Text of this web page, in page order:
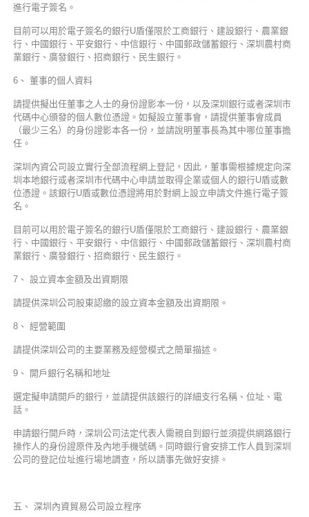
進行電子簽名。
目前可以用於電子簽名的銀行U盾僅限於工商銀行、建設銀行、農業銀
行、中國銀行、平安銀行、中信銀行、中國郵政儲蓄銀行、深圳農村商
業銀行、廣發銀行、招商銀行、民生銀行。
6、 董事的個人資料
請提供擬出任董事之人士的身份證影本一份，以及深圳銀行或者深圳市
代碼中心頒發的個人數位憑證。如擬設立董事會，請提供董事會成員
（最少三名）的身份證影本各一份，並請說明董事長為其中哪位董事擔
任。
深圳內資公司設立實行全部流程網上登記，因此，董事需根據規定向深
圳本地銀行或者深圳市代碼中心申請並取得企業或個人的銀行U盾或數
位憑證。該銀行U盾或數位憑證將用於對網上設立申請文件進行電子簽
名。
目前可以用於電子簽名的銀行U盾僅限於工商銀行、建設銀行、農業銀
行、中國銀行、平安銀行、中信銀行、中國郵政儲蓄銀行、深圳農村商
業銀行、廣發銀行、招商銀行、民生銀行。
7、 設立資本金額及出資期限
請提供深圳公司股東認繳的設立資本金額及出資期限。
8、 經營範圍
請提供深圳公司的主要業務及經營模式之簡單描述。
9、 開戶銀行名稱和地址
選定擬申請開戶的銀行，並請提供該銀行的詳細支行名稱、位址、電
話。
申請銀行開戶時，深圳公司法定代表人需親自到銀行並須提供網路銀行
操作人的身份證原件及內地手機號碼。同時銀行會安排工作人員到深圳
公司的登記位址進行場地調查，所以請事先做好安排。
五、 深圳內資貿易公司設立程序